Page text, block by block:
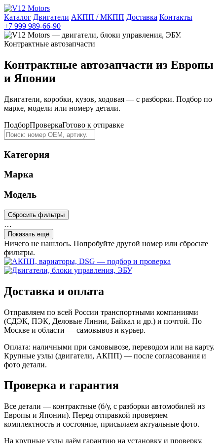
Каталог Двигатели АКПП / МКПП Доставка Контакты
+7 999 989-66-90
Контрактные автозапчасти из Европы
и Японии
Двигатели, коробки, кузов, ходовая — с разборки. Подбор по
марке, модели или номеру детали.
ПодборПроверкаГотово к отправке
Категория
Марка
Модель
Сбросить фильтры
…
Показать ещё
Ничего не нашлось. Попробуйте другой номер или сбросьте
фильтры.
Доставка и оплата
Отправляем по всей России транспортными компаниями
(СДЭК, ПЭК, Деловые Линии, Байкал и др.) и почтой. По
Москве и области — самовывоз и курьер.
Оплата: наличными при самовывозе, переводом или на карту.
Крупные узлы (двигатели, АКПП) — после согласования и
фото детали.
Проверка и гарантия
Все детали — контрактные (б/у, с разборки автомобилей из
Европы и Японии). Перед отправкой проверяем
комплектность и состояние, присылаем актуальные фото.
На крупные узлы даём гарантию на установку и проверку.